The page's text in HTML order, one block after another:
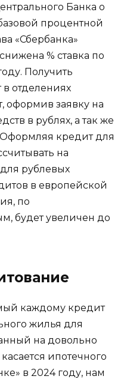
Банка о
процентной
«Сбербанка»
% ставка по
Получить
отделениях
оформив заявку на
в рублях, а так же
кредит для
на
рублевых
в европейской
по
будет увеличен до
каждому кредит
жилья для
на довольно
ипотечного
в 2024 году, нам